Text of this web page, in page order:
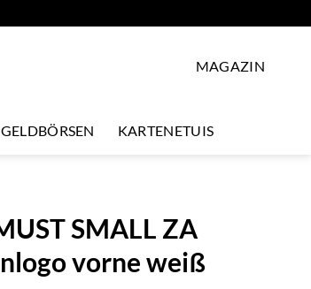
MAGAZIN
GELDBÖRSEN KARTENETUIS
SMALL ZA
vorne weiß